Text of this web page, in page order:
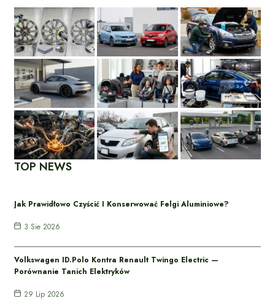
TOP NEWS
Jak Prawidłowo Czyścić I Konserwować Felgi Aluminiowe?
3 Sie 2026
Volkswagen ID.Polo Kontra Renault Twingo Electric —
Porównanie Tanich Elektryków
29 Lip 2026